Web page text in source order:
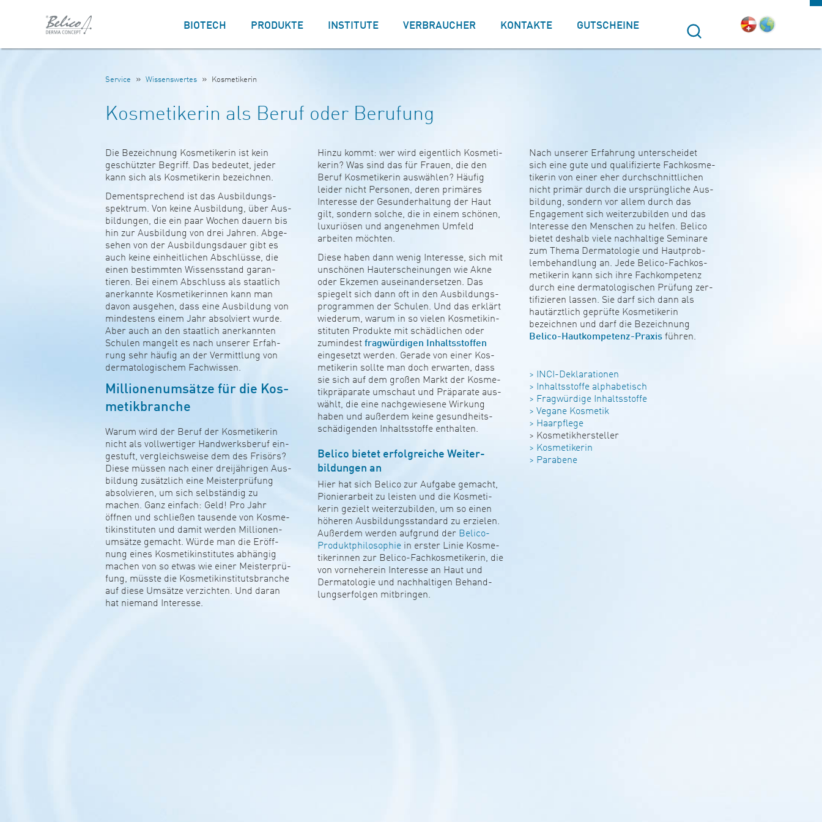
BIOTECH PRODUKTE INSTITUTE VERBRAUCHER KONTAKTE
GUTSCHEINE
Suche
Service » Wissenswertes » Kosmetikerin
Kosmetikerin als Beruf oder Berufung
Die Bezeich­nung Kos­me­ti­kerin ist kein
geschützter Begriff. Das bedeutet, jeder
kann sich als Kos­me­ti­kerin bezeichnen.
Dem­ent­sp­re­chend ist das Aus­bil­dungs­
spek­trum. Von keine Aus­bil­dung, über Aus­
bil­dungen, die ein paar Wochen dauern bis
hin zur Aus­bil­dung von drei Jahren. Abge­
sehen von der Aus­bil­dungs­dauer gibt es
auch keine ein­heit­li­chen Abschlüsse, die
einen bestimmten Wis­sens­stand garan­
tieren. Bei einem Abschluss als staat­lich
aner­kannte Kos­me­ti­ke­rinnen kann man
davon aus­gehen, dass eine Aus­bil­dung von
min­des­tens einem Jahr absol­viert wurde.
Aber auch an den staat­lich aner­kannten
Schulen man­gelt es nach unserer Erfah­
rung sehr häufig an der Ver­mitt­lung von
der­ma­to­lo­gi­schem Fach­wissen.
Mil­lio­nen­um­sätze für die Kos­
me­tik­branche
Warum wird der Beruf der Kos­me­ti­kerin
nicht als voll­wer­tiger Hand­werks­beruf ein­
ge­stuft, ver­g­leichs­weise dem des Fri­sörs?
Diese müssen nach einer drei­jäh­rigen Aus­
bil­dung zusätz­lich eine Meis­ter­prü­fung
absol­vieren, um sich selb­ständig zu
machen. Ganz ein­fach: Geld! Pro Jahr
öffnen und sch­ließen tau­sende von Kos­me­
tik­in­sti­tuten und damit werden Mil­lio­nen­
um­sätze gemacht. Würde man die Eröff­
nung eines Kos­me­tik­in­sti­tutes abhängig
machen von so etwas wie einer Meis­ter­prü­
fung, müsste die Kos­me­tik­in­sti­tuts­branche
auf diese Umsätze ver­zichten. Und daran
hat nie­mand Inter­esse.
Hinzu kommt: wer wird eigent­lich Kos­me­ti­
kerin? Was sind das für Frauen, die den
Beruf Kos­me­ti­kerin aus­wählen? Häufig
leider nicht Per­sonen, deren pri­märes
Inter­esse der Gesun­d­er­hal­tung der Haut
gilt, son­dern solche, die in einem schönen,
luxu­riösen und ange­nehmen Umfeld
arbeiten möchten.
Diese haben dann wenig Inter­esse, sich mit
unsc­hönen Hau­ter­schei­nungen wie Akne
oder Ekzemen aus­ein­an­der­setzen. Das
spie­gelt sich dann oft in den Aus­bil­dung­s­
pro­grammen der Schulen. Und das erklärt
wie­derum, warum in so vielen Kos­me­tik­in­
sti­tuten Pro­dukte mit schäd­li­chen oder
zumin­dest frag­wür­digen Inhalts­stoffen
ein­ge­setzt werden. Gerade von einer Kos­
me­ti­kerin sollte man doch erwarten, dass
sie sich auf dem großen Markt der Kos­me­
tik­präpa­rate umschaut und Präpa­rate aus­
wählt, die eine nach­ge­wie­sene Wir­kung
haben und außerdem keine gesund­heits­
schä­d­i­genden Inhalts­stoffe ent­halten.
Belico bietet erfolg­reiche Weiter-
bil­dungen an
Hier hat sich Belico zur Auf­­­gabe gemacht,
Pio­­nier­ar­beit zu leisten und die Kos­­me­­ti­
kerin gezielt wei­­ter­zu­­­bilden, um so einen
höheren Aus­­­bil­­dungs­­­stan­dard zu erzielen.
Außerdem werden auf­grund der Belico-
Pro­dukt­phi­lo­so­phiein erster Linie Kos­me­
ti­ke­rinnen zur Belico-Fach­kos­me­ti­kerin, die
von vor­n­e­he­rein Inter­esse an Haut und
Der­ma­to­logie und nach­hal­tigen Behand­
lungs­er­folgen mit­bringen.
Nach unserer Erfah­rung unter­scheidet
sich eine gute und qua­li­fi­zierte Fach­kos­me­
ti­kerin von einer eher durch­schnitt­li­chen
nicht primär durch die ursprüng­liche Aus­
bil­dung, son­dern vor allem durch das
Enga­ge­ment sich wei­ter­zu­bilden und das
Inter­esse den Men­schen zu helfen. Belico
bietet des­halb viele nach­hal­tige Semi­nare
zum Thema Der­ma­to­logie und Haut­pro­b­
lem­be­hand­lung an. Jede Belico-Fach­kos­
me­ti­kerin kann sich ihre Fach­kom­pe­tenz
durch eine der­ma­to­lo­gi­schen Prü­fung zer­
ti­fi­zieren lassen. Sie darf sich dann als
hau­t­ärzt­lich geprüfte Kos­me­ti­kerin
bezeichnen und darf die Bezeich­nung
Belico-Haut­kom­pe­tenz-Praxis führen.
> INCI-Dekla­ra­­tionen
> Inhalts­­stoffe alpha­be­­tisch
> Frag­wür­dige Inhalts­stoffe
> Vegane Kos­metik
> Haarpf­lege
> Kos­me­tik­her­s­teller
> Kos­me­ti­kerin
> Par­a­bene